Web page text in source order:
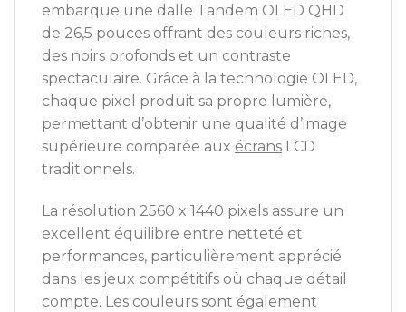
embarque une dalle Tandem OLED QHD
de 26,5 pouces offrant des couleurs riches,
des noirs profonds et un contraste
spectaculaire. Grâce à la technologie OLED,
chaque pixel produit sa propre lumière,
permettant d’obtenir une qualité d’image
supérieure comparée aux écrans LCD
traditionnels.
La résolution 2560 x 1440 pixels assure un
excellent équilibre entre netteté et
performances, particulièrement apprécié
dans les jeux compétitifs où chaque détail
compte. Les couleurs sont également